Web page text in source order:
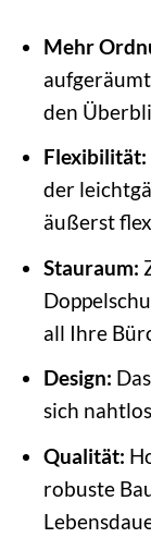
Mehr
den
Flexibilität:
der
äußerst
Stauraum:
all Ihre
Design:
sich
Qualität:
robuste